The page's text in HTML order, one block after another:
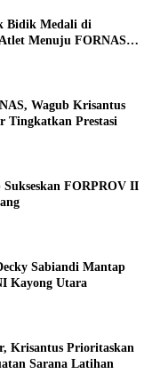
Bidik Medali di
Menuju FORNAS
Wagub Krisantus
Tingkatkan Prestasi
FORPROV II
Sabiandi Mantap
Kayong Utara
Krisantus Prioritaskan
Sarana Latihan